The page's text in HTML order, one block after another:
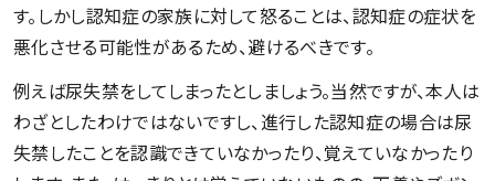
す。しかし認知症の家族に対して怒ることは、認知症の症状を
悪化させる可能性があるため、避けるべきです。
例えば尿失禁をしてしまったとしましょう。当然ですが、本人は
わざとしたわけではないですし、進行した認知症の場合は尿
失禁したことを認識できていなかったり、覚えていなかったり